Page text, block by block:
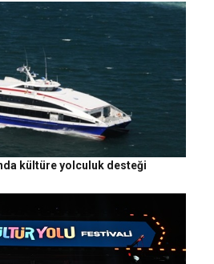
kültüre yolculuk desteği